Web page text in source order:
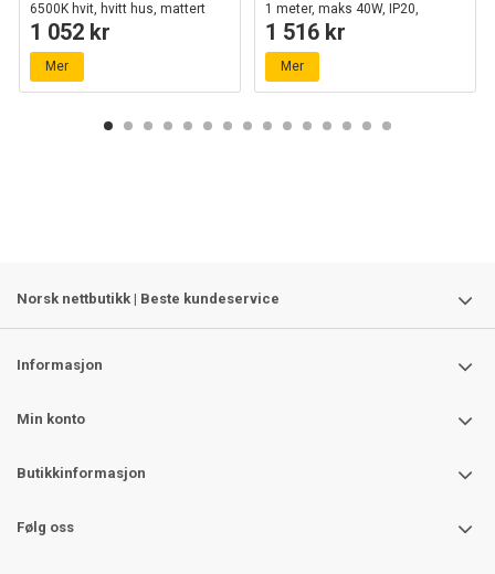
6500K hvit, hvitt hus, mattert
glass, IP65
1 052 kr
Mer
1 meter, maks 40W, IP20,
Ø80cm, 2 års garanti
1 516 kr
Mer
Norsk nettbutikk | Beste kundeservice
Informasjon
Min konto
Butikkinformasjon
Følg oss